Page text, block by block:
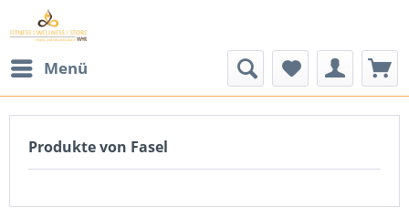
Menü
Produkte von Fasel